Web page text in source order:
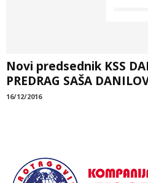
Novi predsednik KSS
PREDRAG SAŠA
16/12/2016